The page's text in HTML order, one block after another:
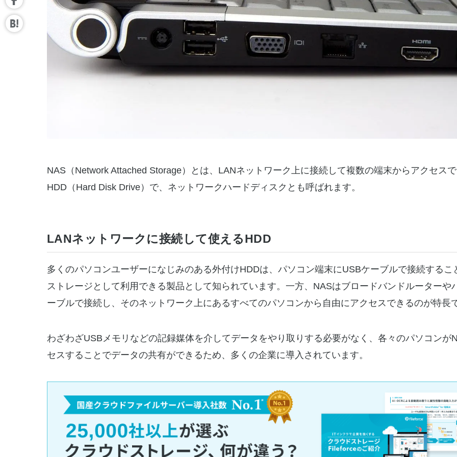
NAS（Network Attached Storage）とは、LANネットワーク上に接続して複数の端末からアクセス
HDD（Hard Disk Drive）で、ネットワークハードディスクとも呼ばれます。
LANネットワークに接続して使えるHDD
多くのパソコンユーザーになじみのある外付けHDDは、パソコン端末にUSBケーブルで接続するこ
ストレージとして利用できる製品として知られています。一方、NASはブロードバンドルーターや
ーブルで接続し、そのネットワーク上にあるすべてのパソコンから自由にアクセスできるのが特長
わざわざUSBメモリなどの記録媒体を介してデータをやり取りする必要がなく、各々のパソコンが
セスすることでデータの共有ができるため、多くの企業に導入されています。